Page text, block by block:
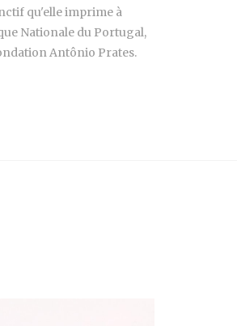
qu'elle imprime à
Nationale du Portugal,
Antônio Prates.